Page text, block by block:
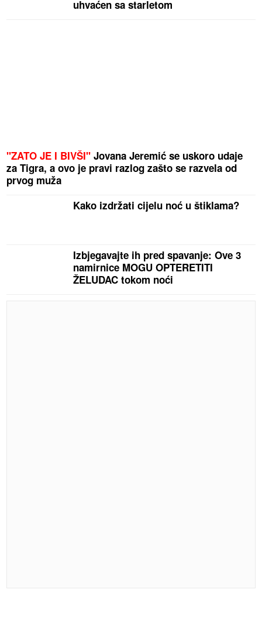
uhvaćen sa starletom
"ZATO JE I BIVŠI" Jovana Jeremić se uskoro udaje
za Tigra, a ovo je pravi razlog zašto se razvela od
prvog muža
Kako izdržati cijelu noć u štiklama?
Izbjegavajte ih pred spavanje: Ove 3
namirnice MOGU OPTERETITI
ŽELUDAC tokom noći